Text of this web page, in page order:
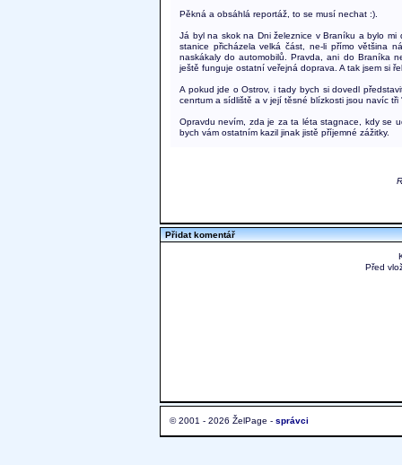
Pěkná a obsáhlá reportáž, to se musí nechat :).
Já byl na skok na Dni železnice v Braníku a bylo
stanice přicházela velká část, ne-li přímo většina
naskákaly do automobilů. Pravda, ani do Braníka
ještě funguje ostatní veřejná doprava. A tak jsem si
A pokud jde o Ostrov, i tady bych si dovedl
cenrtum a sídliště a v její těsné blízkosti jsou navíc tři
Opravdu nevím, zda je za ta léta stagnace, kdy se
bych vám ostatním kazil jinak jistě příjemné zážitky.
Přidat komentář
Před
© 2001 - 2026 ŽelPage - správci